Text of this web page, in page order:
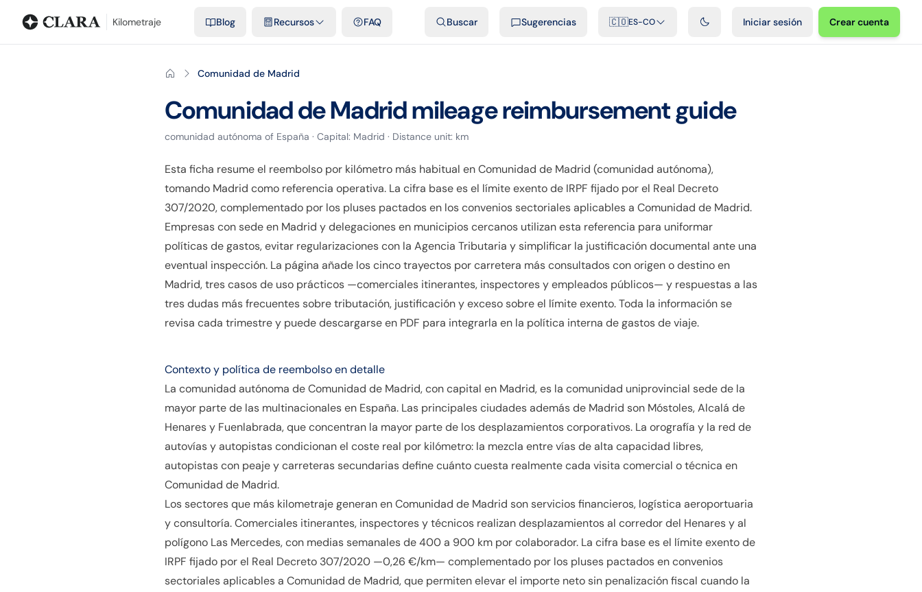
IntegracionesFAQ
Kilometraje Blog Recursos FAQ Buscar Sugerencias 🇨🇴ES-CO Iniciar sesión Crear cuenta
Comunidad de Madrid
Comunidad de Madridmileage reimbursement guide
comunidad autónoma of España · Capital: Madrid · Distance unit: km
Esta ficha resume el reembolso por kilómetro más habitual en Comunidad de Madrid (comunidad autónoma),
tomando Madrid como referencia operativa. La cifra base es el límite exento de IRPF fijado por el Real Decreto
307/2020, complementado por los pluses pactados en los convenios sectoriales aplicables a Comunidad de Madrid.
Empresas con sede en Madrid y delegaciones en municipios cercanos utilizan esta referencia para uniformar
políticas de gastos, evitar regularizaciones con la Agencia Tributaria y simplificar la justificación documental ante una
eventual inspección. La página añade los cinco trayectos por carretera más consultados con origen o destino en
Madrid, tres casos de uso prácticos —comerciales itinerantes, inspectores y empleados públicos— y respuestas a las
tres dudas más frecuentes sobre tributación, justificación y exceso sobre el límite exento. Toda la información se
revisa cada trimestre y puede descargarse en PDF para integrarla en la política interna de gastos de viaje.
Contexto y política de reembolso en detalle
La comunidad autónoma de Comunidad de Madrid, con capital en Madrid, es la comunidad uniprovincial sede de la
mayor parte de las multinacionales en España. Las principales ciudades además de Madrid son Móstoles, Alcalá de
Henares y Fuenlabrada, que concentran la mayor parte de los desplazamientos corporativos. La orografía y la red de
autovías y autopistas condicionan el coste real por kilómetro: la mezcla entre vías de alta capacidad libres,
autopistas con peaje y carreteras secundarias define cuánto cuesta realmente cada visita comercial o técnica en
Comunidad de Madrid.
Los sectores que más kilometraje generan en Comunidad de Madrid son servicios financieros, logística aeroportuaria
y consultoría. Comerciales itinerantes, inspectores y técnicos realizan desplazamientos al corredor del Henares y al
polígono Las Mercedes, con medias semanales de 400 a 900 km por colaborador. La cifra base es el límite exento de
IRPF fijado por el Real Decreto 307/2020 —0,26 €/km— complementado por los pluses pactados en convenios
sectoriales aplicables a Comunidad de Madrid, que permiten elevar el importe neto sin penalización fiscal cuando la